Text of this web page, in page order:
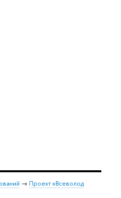
→ Проект «Всеволод